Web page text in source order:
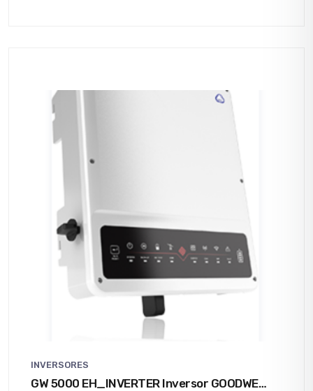
INVERSORES
GW 5000 EH_INVERTER Inversor GOODWE